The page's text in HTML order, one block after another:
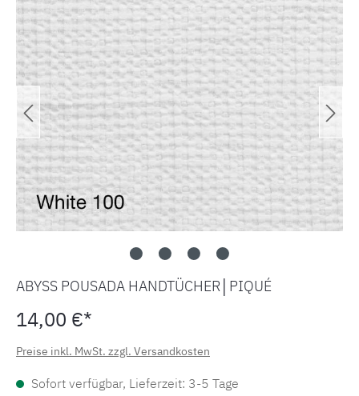
ABYSS POUSADA HANDTÜCHER│PIQUÉ
14,00 €*
Preise inkl. MwSt. zzgl. Versandkosten
Sofort verfügbar, Lieferzeit: 3-5 Tage